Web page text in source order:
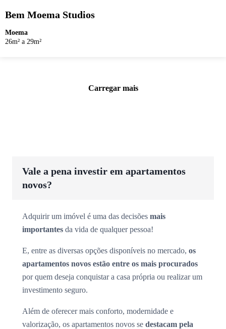
Bem Moema Studios
Moema
26m² a 29m²
Carregar mais
Vale a pena investir em apartamentos
novos?
Adquirir um imóvel é uma das decisões mais
importantes da vida de qualquer pessoa!
E, entre as diversas opções disponíveis no mercado, os
apartamentos novos estão entre os mais procurados
por quem deseja conquistar a casa própria ou realizar um
investimento seguro.
Além de oferecer mais conforto, modernidade e
valorização, os apartamentos novos se destacam pela